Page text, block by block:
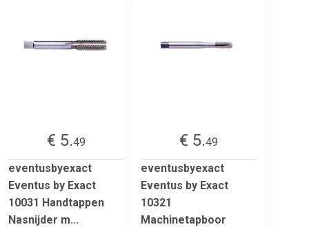
€ 5.49
eventusbyexact
Eventus by Exact
10031 Handtappen
Nasnijder m...
€ 5.49
eventusbyexact
Eventus by Exact
10321
Machinetapboor